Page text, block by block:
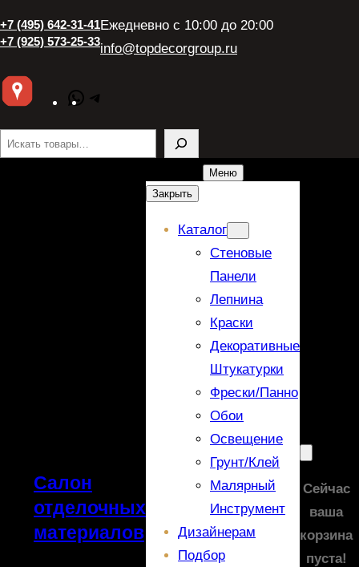
+7 (495) 642-31-41
+7 (925) 573-25-33
Ежедневно с 10:00 до 20:00
info@topdecorgroup.ru
WhatsApp
Поиск
Салон
отделочных
материалов
Меню
Закрыть
Каталог
Стеновые
Панели
Лепнина
Краски
Декоративные
Штукатурки
Фрески/панно
Обои
Освещение
Грунт/Клей
Малярный
Инструмент
Дизайнерам
Подбор
Сейчас
ваша
корзина
пуста!